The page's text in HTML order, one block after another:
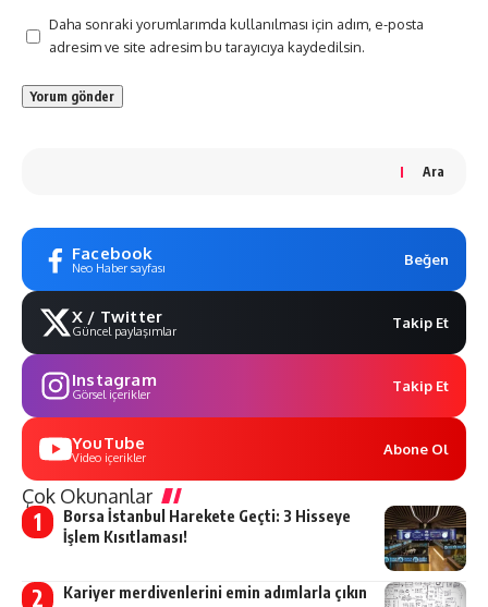
Daha sonraki yorumlarımda kullanılması için adım, e-posta
adresim ve site adresim bu tarayıcıya kaydedilsin.
Ara
Facebook
Neo Haber sayfası Beğen
X / Twitter
Güncel paylaşımlar Takip Et
Instagram
Görsel içerikler Takip Et
YouTube
Video içerikler Abone Ol
Çok Okunanlar
Borsa İstanbul Harekete Geçti: 3 Hisseye
İşlem Kısıtlaması!
Kariyer merdivenlerini emin adımlarla çıkın